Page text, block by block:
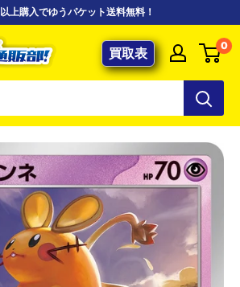
上購入でゆうパケット送料無料！
買取表 0